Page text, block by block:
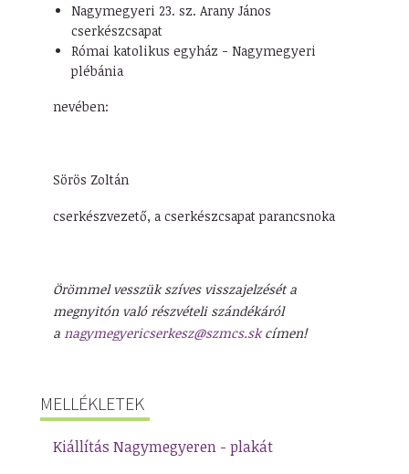
Nagymegyeri 23. sz. Arany János
cserkészcsapat
Római katolikus egyház - Nagymegyeri
plébánia
nevében:
Sörös Zoltán
cserkészvezető, a cserkészcsapat parancsnoka
Örömmel vesszük szíves visszajelzését a
megnyitón való részvételi szándékáról
a nagymegyericserkesz@szmcs.skcímen!
MELLÉKLETEK
Kiállítás Nagymegyeren - plakát